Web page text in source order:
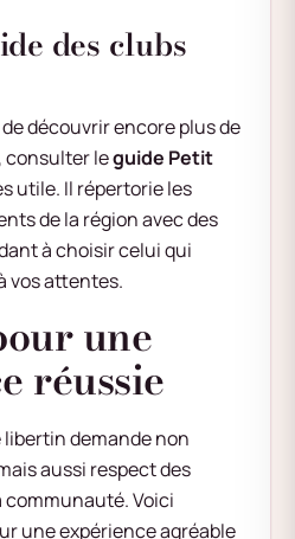
des clubs
découvrir encore plus de
consulter leguide Petit
utile. Il répertorie les
de la région avec des
à choisir celui qui
vos attentes.
une
réussie
demande non
aussi respect des
communauté. Voici
une expérience agréable